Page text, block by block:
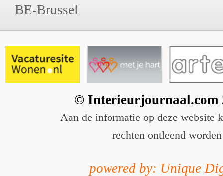
BE-Brussel
© Interieurjournaal.com
Aan de informatie op deze website
rechten ontleend worden
powered by: Unique